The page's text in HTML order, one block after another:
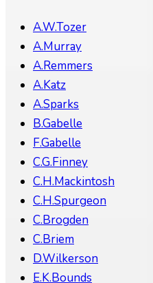
A.W.Tozer
A.Murray
A.Remmers
A.Katz
A.Sparks
B.Gabelle
F.Gabelle
C.G.Finney
C.H.Mackintosh
C.H.Spurgeon
C.Brogden
C.Briem
D.Wilkerson
E.K.Bounds